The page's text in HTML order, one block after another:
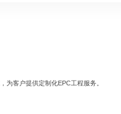
为客户提供定制化EPC工程服务。